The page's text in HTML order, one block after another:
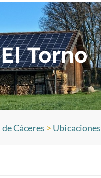
El Torno
Cáceres > Ubicaciones